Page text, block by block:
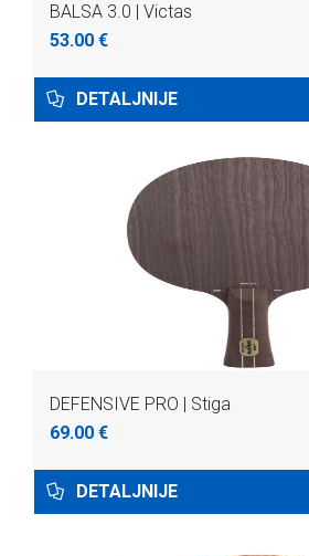
BALSA 3.0 | Victas
53.00 €
DETALJNIJE
DEFENSIVE PRO | Stiga
69.00 €
DETALJNIJE